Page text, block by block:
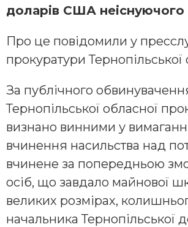
доларів США неіснуючого
Про це повідомили у
прокуратури Тернопільської
За публічного
Тернопільської обласної
визнано винними у
вчинення насильства над
вчинене за попередньою
осіб, що завдало майнової
великих розмірах,
начальника Тернопільської